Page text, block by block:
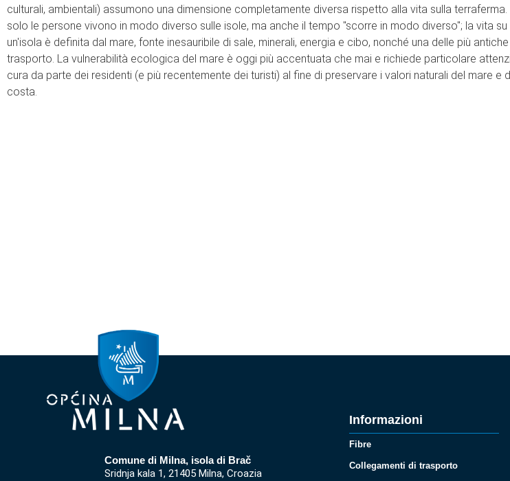
culturali, ambientali) assumono una dimensione completamente diversa rispetto alla vita sulla terraferma.
solo le persone vivono in modo diverso sulle isole, ma anche il tempo "scorre in modo diverso"; la vita su
un'isola è definita dal mare, fonte inesauribile di sale, minerali, energia e cibo, nonché una delle più
trasporto. La vulnerabilità ecologica del mare è oggi più accentuata che mai e richiede particolare
cura da parte dei residenti (e più recentemente dei turisti) al fine di preservare i valori naturali del mare e
costa.
Comune di Milna, isola di Brač
Sridnja kala 1, 21405 Milna, Croazia
Informazioni
Fibre
Collegamenti di trasporto